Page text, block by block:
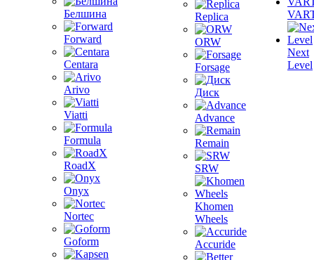
Белшина
Forward
Centara
Arivo
Viatti
Formula
RoadX
Onyx
Nortec
Goform
Replica
ORW
Forsage
Диск
Advance
Remain
SRW
Khomen
Wheels
Accuride
Next
Level